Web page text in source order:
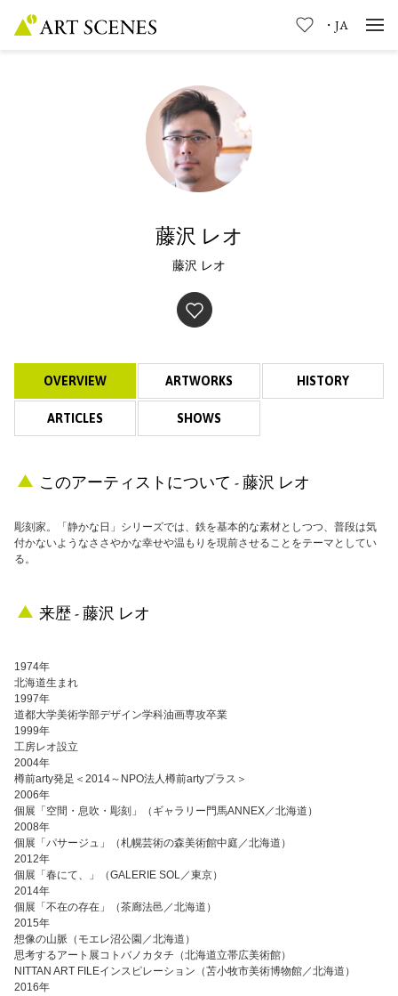
・ JA
藤沢 レオ
藤沢 レオ
OVERVIEW ARTWORKS HISTORY
ARTICLES SHOWS
このアーティストについて - 藤沢 レオ
彫刻家。「静かな日」シリーズでは、鉄を基本的な素材としつつ、普段は気
付かないようなささやかな幸せや温もりを現前させることをテーマとしてい
る。
来歴 - 藤沢 レオ
1974年
北海道生まれ
1997年
道都大学美術学部デザイン学科油画専攻卒業
1999年
工房レオ設立
2004年
樽前arty発足＜2014～NPO法人樽前artyプラス＞
2006年
個展「空間・息吹・彫刻」（ギャラリー門馬ANNEX／北海道）
2008年
個展「パサージュ」（札幌芸術の森美術館中庭／北海道）
2012年
個展「春にて、」（GALERIE SOL／東京）
2014年
個展「不在の存在」（茶廊法邑／北海道）
2015年
想像の山脈（モエレ沼公園／北海道）
思考するアート展コトバノカタチ（北海道立帯広美術館）
NITTAN ART FILEインスピレーション（苫小牧市美術博物館／北海道）
2016年